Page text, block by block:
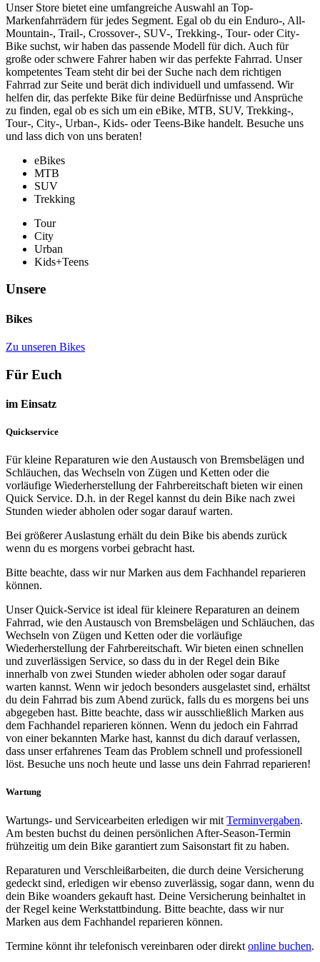
Unser Store bietet eine umfangreiche Auswahl an Top-
Markenfahrrädern für jedes Segment. Egal ob du ein Enduro-, All-
Mountain-, Trail-, Crossover-, SUV-, Trekking-, Tour- oder City-
Bike suchst, wir haben das passende Modell für dich. Auch für
große oder schwere Fahrer haben wir das perfekte Fahrrad. Unser
kompetentes Team steht dir bei der Suche nach dem richtigen
Fahrrad zur Seite und berät dich individuell und umfassend. Wir
helfen dir, das perfekte Bike für deine Bedürfnisse und Ansprüche
zu finden, egal ob es sich um ein eBike, MTB, SUV, Trekking-,
Tour-, City-, Urban-, Kids- oder Teens-Bike handelt. Besuche uns
und lass dich von uns beraten!
eBikes
MTB
SUV
Trekking
Tour
City
Urban
Kids+Teens
Unsere
Bikes
Zu unseren Bikes
Für Euch
im Einsatz
Quickservice
Für kleine Reparaturen wie den Austausch von Bremsbelägen und
Schläuchen, das Wechseln von Zügen und Ketten oder die
vorläufige Wiederherstellung der Fahrbereitschaft bieten wir einen
Quick Service. D.h. in der Regel kannst du dein Bike nach zwei
Stunden wieder abholen oder sogar darauf warten.
Bei größerer Auslastung erhält du dein Bike bis abends zurück
wenn du es morgens vorbei gebracht hast.
Bitte beachte, dass wir nur Marken aus dem Fachhandel reparieren
können.
Unser Quick-Service ist ideal für kleinere Reparaturen an deinem
Fahrrad, wie den Austausch von Bremsbelägen und Schläuchen, das
Wechseln von Zügen und Ketten oder die vorläufige
Wiederherstellung der Fahrbereitschaft. Wir bieten einen schnellen
und zuverlässigen Service, so dass du in der Regel dein Bike
innerhalb von zwei Stunden wieder abholen oder sogar darauf
warten kannst. Wenn wir jedoch besonders ausgelastet sind, erhältst
du dein Fahrrad bis zum Abend zurück, falls du es morgens bei uns
abgegeben hast. Bitte beachte, dass wir ausschließlich Marken aus
dem Fachhandel reparieren können. Wenn du jedoch ein Fahrrad
von einer bekannten Marke hast, kannst du dich darauf verlassen,
dass unser erfahrenes Team das Problem schnell und professionell
löst. Besuche uns noch heute und lasse uns dein Fahrrad reparieren!
Wartung
Wartungs- und Servicearbeiten erledigen wir mit Terminvergaben.
Am besten buchst du deinen persönlichen After-Season-Termin
frühzeitig um dein Bike garantiert zum Saisonstart fit zu haben.
Reparaturen und Verschleißarbeiten, die durch deine Versicherung
gedeckt sind, erledigen wir ebenso zuverlässig, sogar dann, wenn du
dein Bike woanders gekauft hast. Deine Versicherung beinhaltet in
der Regel keine Werkstattbindung. Bitte beachte, dass wir nur
Marken aus dem Fachhandel reparieren können.
Termine könnt ihr telefonisch vereinbaren oder direkt online buchen.